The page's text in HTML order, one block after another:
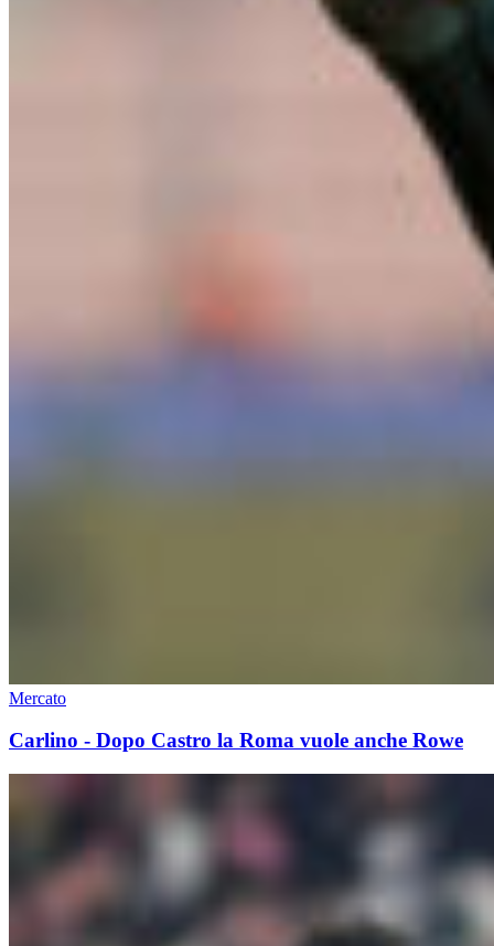
Mercato
Carlino - Dopo Castro la Roma vuole anche Rowe